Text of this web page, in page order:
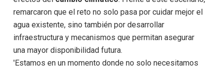
remarcaron que el reto no solo pasa por cuidar mejor el
agua existente, sino también por desarrollar
infraestructura y mecanismos que permitan asegurar
una mayor disponibilidad futura.
'Estamos en un momento donde no solo necesitamos